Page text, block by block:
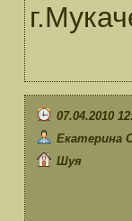
07.04.2010
Екатерина
Шуя